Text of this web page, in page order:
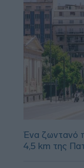
Ένα ζωντανό
4,5 km της